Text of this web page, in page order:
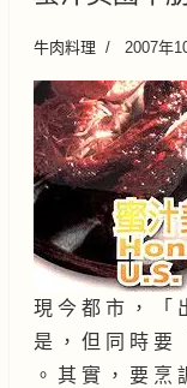
牛肉料理 2007年
現 今 都 市 ， 「
是 ， 但 同 時 要
。 其 實 ， 要 烹